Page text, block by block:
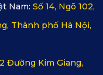
tế và khả năng ghi
phục người dùng
công nghệ cảm biến
Nam: Số 14, Ngõ 102,
Thành phố Hà Nội,
Đường Kim Giang,